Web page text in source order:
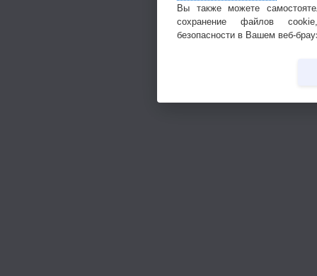
Вы также можете
сохранение файлов
безопасности в Вашем веб-